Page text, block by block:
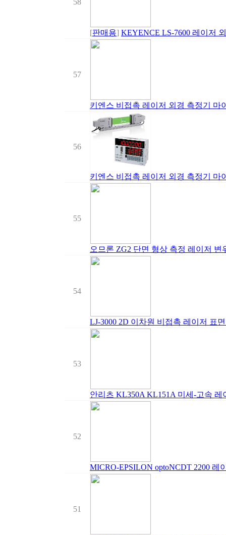
58
[판매용] KEYENCE LS-7600 레이저
57
키엔스 비접촉 레이저 외경 측정기 마
56
키엔스 비접촉 레이저 외경 측정기 마
55
오므론 ZG2 단면 형상 측정 레이저 변
54
LJ-3000 2D 이차원 비접촉 레이저 표
53
안리츠 KL350A KL151A 미세-고속
52
MICRO-EPSILON optoNCDT 2200 레
51